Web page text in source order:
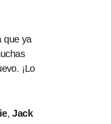
que ya
¡Lo
,Jack